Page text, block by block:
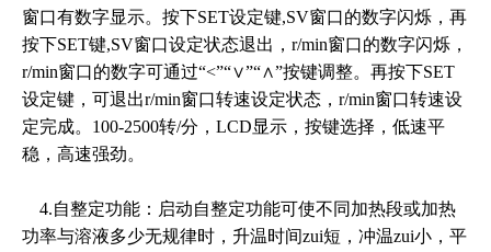
窗口有数字显示。按下SET设定键,SV窗口的数字闪烁，再
按下SET键,SV窗口设定状态退出，r/min窗口的数字闪烁，
r/min窗口的数字可通过“<”“∨”“∧”按键调整。再按下SET
设定键，可退出r/min窗口转速设定状态，r/min窗口转速设
定完成。100-2500转/分，LCD显示，按键选择，低速平
稳，高速强劲。
4.自整定功能：启动自整定功能可使不同加热段或加热
功率与溶液多少无规律时，升温时间zui短，冲温zui小，平